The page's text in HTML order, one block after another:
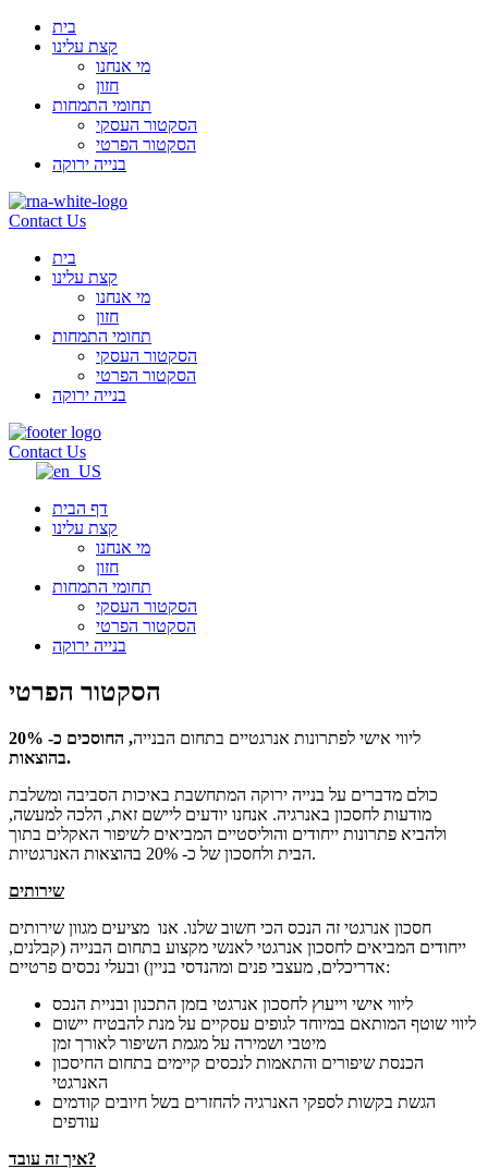
בית
קצת עלינו
מי אנחנו
חזון
תחומי התמחות
הסקטור העסקי
הסקטור הפרטי
בנייה ירוקה
Contact Us
בית
קצת עלינו
מי אנחנו
חזון
תחומי התמחות
הסקטור העסקי
הסקטור הפרטי
בנייה ירוקה
Contact Us
דף הבית
קצת עלינו
מי אנחנו
חזון
תחומי התמחות
הסקטור העסקי
הסקטור הפרטי
בנייה ירוקה
הסקטור הפרטי
ליווי אישי לפתרונות אנרגטיים בתחום הבנייה
, החוסכים כ- 20%
בהוצאות.
כולם מדברים על בנייה ירוקה המתחשבת באיכות הסביבה ומשלבת
מודעות לחסכון באנרגיה. אנחנו יודעים ליישם זאת, הלכה למעשה,
ולהביא פתרונות ייחודים והוליסטיים המביאים לשיפור האקלים בתוך
הבית ולחסכון של כ- 20% בהוצאות האנרגטיות.
שירותים
חסכון אנרגטי זה הנכס הכי חשוב שלנו. אנו מציעים מגוון שירותים
ייחודים המביאים לחסכון אנרגטי לאנשי מקצוע בתחום הבנייה (קבלנים,
אדריכלים, מעצבי פנים ומהנדסי בניין) ובעלי נכסים פרטיים:
ליווי אישי וייעוץ לחסכון אנרגטי בזמן התכנון ובניית הנכס
ליווי שוטף המותאם במיוחד לגופים עסקיים על מנת להבטיח יישום
מיטבי ושמירה על מגמת השיפור לאורך זמן
הכנסת שיפורים והתאמות לנכסים קיימים בתחום החיסכון
האנרגטי
הגשת בקשות לספקי האנרגיה להחזרים בשל חיובים קודמים
עודפים
איך זה עובד?